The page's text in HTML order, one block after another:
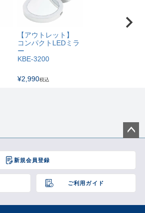
【アウトレット】
コンパクトLEDミラ
ー
KBE-3200
¥2,990税込
新規会員登録
ご利用ガイド
ジト
へ